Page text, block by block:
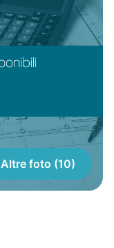
Altre foto (10)